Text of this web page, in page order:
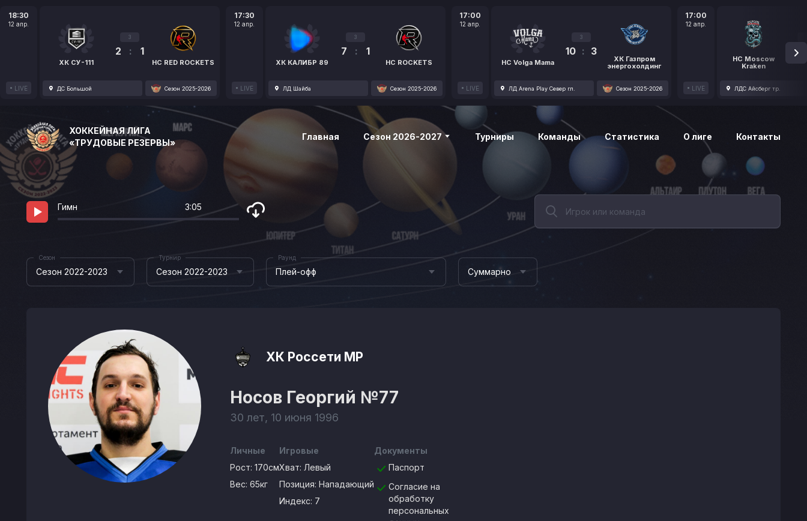
18:30
12 апр.
LIVE
ХК СУ-111
3
2 : 1
HC RED ROCKETS
ДС Большой Сезон 2025-2026
17:30
12 апр.
LIVE
ХК КАЛИБР 89
3
7 : 1
HC ROCKETS
ЛД Шайба Сезон 2025-2026
17:00
12 апр.
LIVE
HC Volga Mama
3
10 : 3
ХК Газпром
энергохолдинг
ЛД Arena Play Север гл. Сезон 2025-2026
17:00
12 апр.
LIVE
HC Moscow
Kraken
1
ЛДС Айсберг тр.
ХОККЕЙНАЯ ЛИГА
«ТРУДОВЫЕ РЕЗЕРВЫ»
Главная Сезон 2026-2027 Турниры Команды Статистика О лиге Контакты
Гимн 3:05
Сезон 2022-2023
Сезон
Сезон 2022-2023
Турнир
Плей-офф
Раунд
Суммарно
ХК Россети МР
Носов Георгий №77
30 лет, 10 июня 1996
Личные
Рост: 170см
Вес: 65кг
Игровые
Хват: Левый
Позиция: Нападающий
Индекс: 7
Документы
Паспорт
Согласие на
обработку
персональных